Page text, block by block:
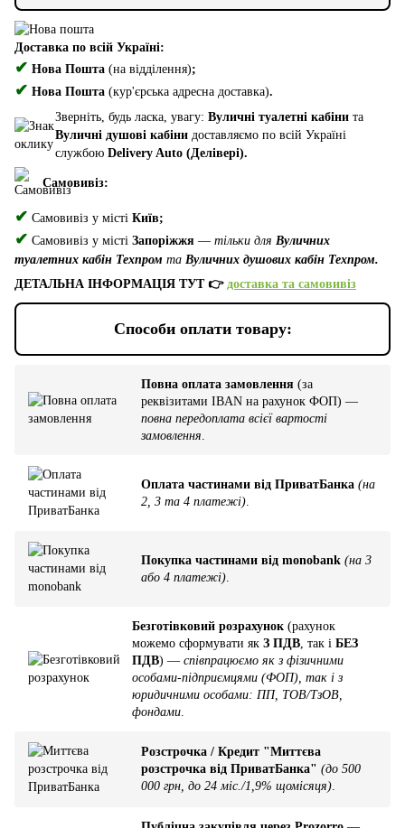
Доставка по всій Україні:
✔ Нова Пошта (на відділення);
✔ Нова Пошта (кур'єрська адресна доставка).
Зверніть, будь ласка, увагу: Вуличні туалетні кабіни та
Вуличні душові кабіни доставляємо по всій Україні
службою Delivery Auto (Делівері).
Самовивіз:
✔ Самовивіз у місті Київ;
✔ Самовивіз у місті Запоріжжя — тільки для Вуличних
туалетних кабін Техпром та Вуличних душових кабін Техпром.
ДЕТАЛЬНА ІНФОРМАЦІЯ ТУТ 👉 доставка та самовивіз
Способи оплати товару:
Повна оплата замовлення (за
реквізитами IBAN на рахунок ФОП) —
повна передоплата всієї вартості
замовлення
Оплата частинами від ПриватБанка (на
2, 3 та 4 платежі)
Покупка частинами від monobank (на 3
або 4 платежі)
Безготівковий розрахунок (рахунок
можемо сформувати як З ПДВ , так і БЕЗ
ПДВ) — співпрацюємо як з фізичними
особами-підприємцями (ФОП), так і з
юридичними особами: ПП, ТОВ/ТзОВ,
фондами
Розстрочка / Кредит "Миттєва
розстрочка від ПриватБанка" (до 500
000 грн, до 24 міс./1,9% щомісяця).